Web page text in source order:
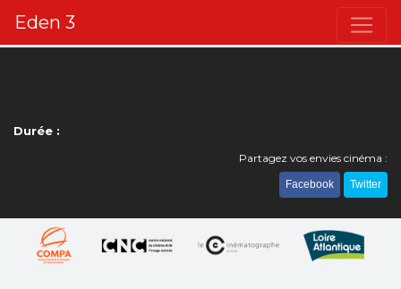
Eden 3
Durée :
Partagez vos envies cinéma :
Facebook Twitter